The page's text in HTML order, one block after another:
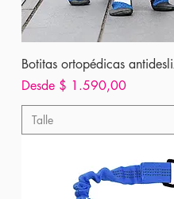
Botitas ortopédicas
Desde $ 1.590,00
Precio de oferta